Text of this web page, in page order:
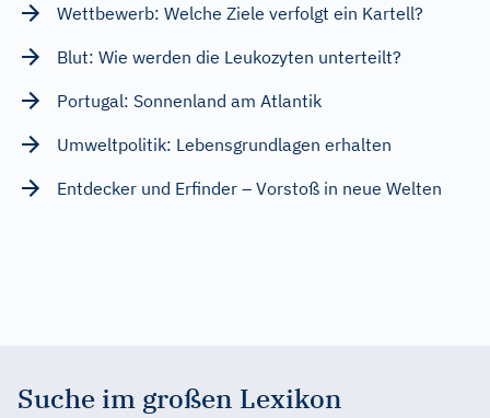
Wettbewerb: Welche Ziele verfolgt ein Kartell?
Blut: Wie werden die Leukozyten unterteilt?
Portugal: Sonnenland am Atlantik
Umweltpolitik: Lebensgrundlagen erhalten
Entdecker und Erfinder – Vorstoß in neue Welten
Suche im großen Lexikon